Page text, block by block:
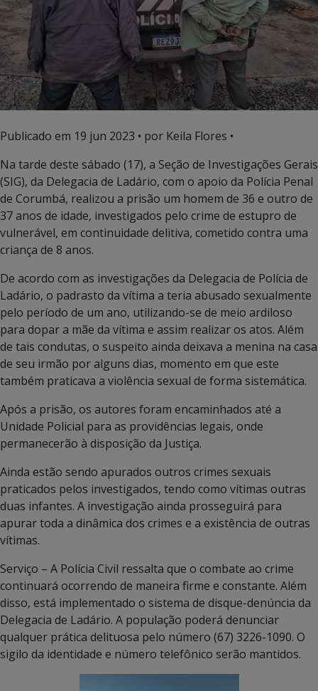
Publicado em 19 jun 2023 • por Keila Flores •
Na tarde deste sábado (17), a Seção de Investigações Gerais
(SIG), da Delegacia de Ladário, com o apoio da Polícia Penal
de Corumbá, realizou a prisão um homem de 36 e outro de
37 anos de idade, investigados pelo crime de estupro de
vulnerável, em continuidade delitiva, cometido contra uma
criança de 8 anos.
De acordo com as investigações da Delegacia de Polícia de
Ladário, o padrasto da vítima a teria abusado sexualmente
pelo período de um ano, utilizando-se de meio ardiloso
para dopar a mãe da vítima e assim realizar os atos. Além
de tais condutas, o suspeito ainda deixava a menina na casa
de seu irmão por alguns dias, momento em que este
também praticava a violência sexual de forma sistemática.
Após a prisão, os autores foram encaminhados até a
Unidade Policial para as providências legais, onde
permanecerão à disposição da Justiça.
Ainda estão sendo apurados outros crimes sexuais
praticados pelos investigados, tendo como vítimas outras
duas infantes. A investigação ainda prosseguirá para
apurar toda a dinâmica dos crimes e a existência de outras
vítimas.
Serviço – A Polícia Civil ressalta que o combate ao crime
continuará ocorrendo de maneira firme e constante. Além
disso, está implementado o sistema de disque-denúncia da
Delegacia de Ladário. A população poderá denunciar
qualquer prática delituosa pelo número (67) 3226-1090. O
sigilo da identidade e número telefônico serão mantidos.